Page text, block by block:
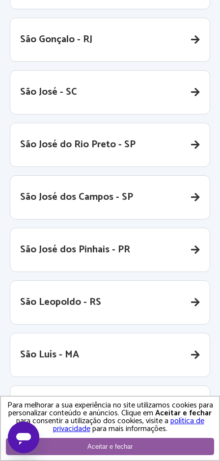
São Gonçalo - RJ
São José - SC
São José do Rio Preto - SP
São José dos Campos - SP
São José dos Pinhais - PR
São Leopoldo - RS
São Luís - MA
São Paulo - SP
Para melhorar a sua experiência no site utilizamos cookies para
personalizar conteúdo e anúncios. Clique emAceitar e fechar
para consentir a utilização dos cookies, visite apolítica de
privacidadepara mais informações.
Aceitar e fechar